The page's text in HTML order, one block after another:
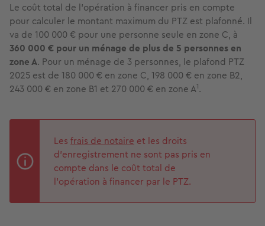
Le coût total de l'opération à financer pris en compte
pour calculer le montant maximum du PTZ est plafonné. Il
va de 100 000 € pour une personne seule en zone C, à
360 000 € pour un ménage de plus de 5 personnes en
zone A. Pour un ménage de 3 personnes, le plafond PTZ
2025 est de 180 000 € en zone C, 198 000 € en zone B2,
243 000 € en zone B1 et 270 000 € en zone A1.
Les frais de notaire et les droits
d'enregistrement ne sont pas pris en
compte dans le coût total de
l’opération à financer par le PTZ.